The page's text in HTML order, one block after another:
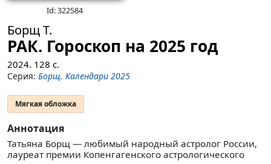
Id: 322584
Борщ Т.
РАК. Гороскоп на 2025 год
2024. 128 с.
Серия: Борщ. Календари 2025
Мягкая обложка
Аннотация
Татьяна Борщ — любимый народный астролог России,
лауреат премии Копенгагенского астрологического